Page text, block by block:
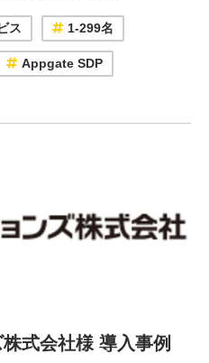
ス 1-299名
Appgate SDP
式会社様 導入事例